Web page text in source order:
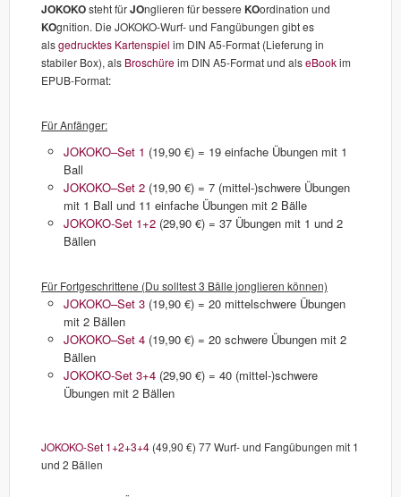
JOKOKOsteht fürJOnglieren für bessere KOordination und
KOgnition. Die JOKOKO-Wurf- und Fangübungen gibt es
alsgedrucktes Kartenspiel im DIN A5-Format (Lieferung in
stabiler Box), als Broschüreim DIN A5-Format und alseBookim
EPUB-Format:
Für Anfänger:
JOKOKO–Set 1 (19,90 €) = 19 einfache Übungen mit 1
Ball
JOKOKO–Set 2 (19,90 €) = 7 (mittel-)schwere Übungen
mit 1 Ball und 11 einfache Übungen mit 2 Bälle
JOKOKO-Set 1+2 (29,90 €) = 37 Übungen mit 1 und 2
Bällen
Für Fortgeschrittene (Du solltest 3 Bälle jonglieren können)
JOKOKO–Set 3 (19,90 €) = 20 mittelschwere Übungen
mit 2 Bällen
JOKOKO–Set 4 (19,90 €) = 20 schwere Übungen mit 2
Bällen
JOKOKO-Set 3+4 (29,90 €) = 40 (mittel-)schwere
Übungen mit 2 Bällen
JOKOKO-Set 1+2+3+4 (49,90 €) 77 Wurf- und Fangübungen mit 1
und 2 Bällen